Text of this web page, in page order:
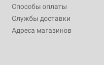
Способы оплаты
Службы доставки
Адреса магазинов